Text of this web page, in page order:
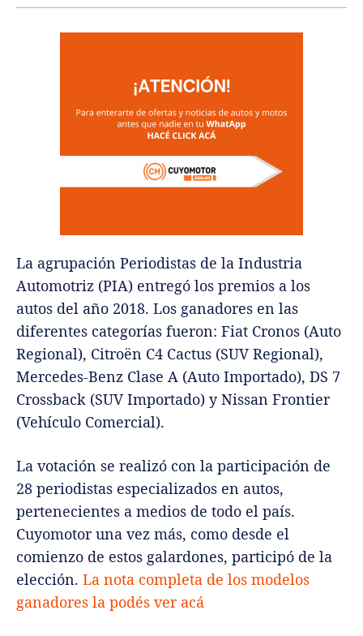
La agrupación Periodistas de la Industria
Automotriz (PIA) entregó los premios a los
autos del año 2018. Los ganadores en las
diferentes categorías fueron: Fiat Cronos (Auto
Regional), Citroën C4 Cactus (SUV Regional),
Mercedes-Benz Clase A (Auto Importado), DS 7
Crossback (SUV Importado) y Nissan Frontier
(Vehículo Comercial).
La votación se realizó con la participación de
28 periodistas especializados en autos,
pertenecientes a medios de todo el país.
Cuyomotor una vez más, como desde el
comienzo de estos galardones, participó de la
elección. La nota completa de los modelos
ganadores la podés ver acá